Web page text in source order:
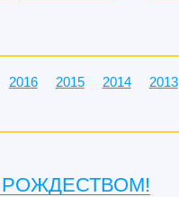
2016 2015 2014 2013